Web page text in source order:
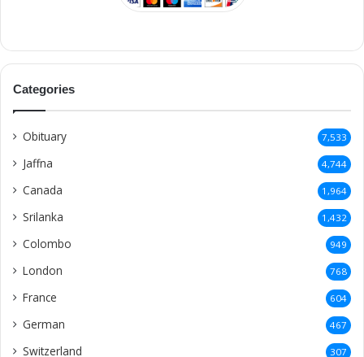
Categories
Obituary 7,533
Jaffna 4,744
Canada 1,964
Srilanka 1,432
Colombo 949
London 768
France 604
German 467
Switzerland 307